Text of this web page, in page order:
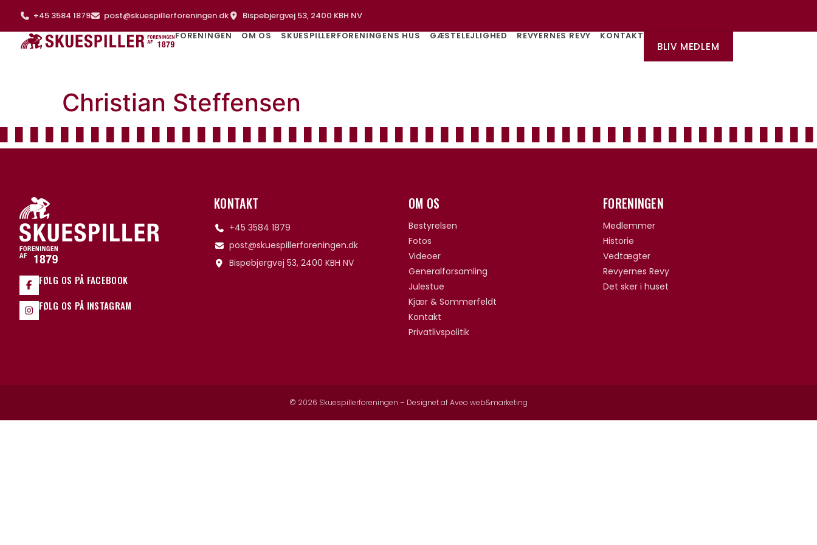
+45 3584 1879 post@skuespillerforeningen.dk
Bispebjergvej 53, 2400 KBH NV
FORENINGEN
OM OS SKUESPILLERFORENINGENS HUS GÆSTELEJLIGHED REVYERNES REVY KONTAKT
BLIV MEDLEM
Christian Steffensen
FØLG OS PÅ FACEBOOK
FØLG OS PÅ INSTAGRAM
KONTAKT
+45 3584 1879
post@skuespillerforeningen.dk
Bispebjergvej 53, 2400 KBH NV
OM OS
Bestyrelsen
Fotos
Videoer
Generalforsamling
Julestue
Kjær & Sommerfeldt
Kontakt
Privatlivspolitik
FORENINGEN
Medlemmer
Historie
Vedtægter
Revyernes Revy
Det sker i huset
© 2026 Skuespillerforeningen – Designet afAveo web&marketing